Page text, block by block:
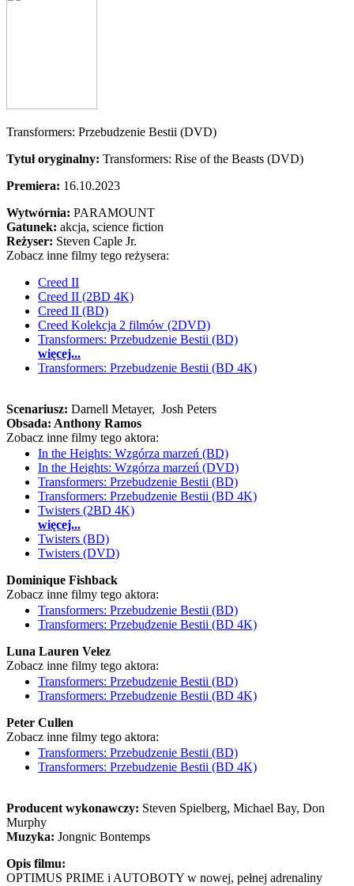
Transformers: Przebudzenie Bestii (DVD)
Tytuł oryginalny: Transformers: Rise of the Beasts (DVD)
Premiera: 16.10.2023
Wytwórnia: PARAMOUNT
Gatunek: akcja, science fiction
Reżyser: Steven Caple Jr.
Zobacz inne filmy tego reżysera:
Creed II
Creed II (2BD 4K)
Creed II (BD)
Creed Kolekcja 2 filmów (2DVD)
Transformers: Przebudzenie Bestii (BD)
więcej...
Transformers: Przebudzenie Bestii (BD 4K)
Scenariusz: Darnell Metayer, Josh Peters
Obsada: Anthony Ramos
Zobacz inne filmy tego aktora:
In the Heights: Wzgórza marzeń (BD)
In the Heights: Wzgórza marzeń (DVD)
Transformers: Przebudzenie Bestii (BD)
Transformers: Przebudzenie Bestii (BD 4K)
Twisters (2BD 4K)
więcej...
Twisters (BD)
Twisters (DVD)
Dominique Fishback
Zobacz inne filmy tego aktora:
Transformers: Przebudzenie Bestii (BD)
Transformers: Przebudzenie Bestii (BD 4K)
Luna Lauren Velez
Zobacz inne filmy tego aktora:
Transformers: Przebudzenie Bestii (BD)
Transformers: Przebudzenie Bestii (BD 4K)
Peter Cullen
Zobacz inne filmy tego aktora:
Transformers: Przebudzenie Bestii (BD)
Transformers: Przebudzenie Bestii (BD 4K)
Producent wykonawczy: Steven Spielberg, Michael Bay, Don
Murphy
Muzyka: Jongnic Bontemps
Opis filmu:
OPTIMUS PRIME i AUTOBOTY w nowej, pełnej adrenaliny